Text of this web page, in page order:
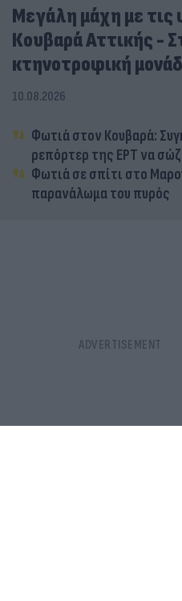
Μεγάλη μάχη με
Κουβαρά Αττικής -
κτηνοτροφική
10.08.2026
Φωτιά στον Κουβαρά:
ρεπόρτερ της ΕΡΤ να
Φωτιά σε σπίτι στο
παρανάλωμα του πυρός